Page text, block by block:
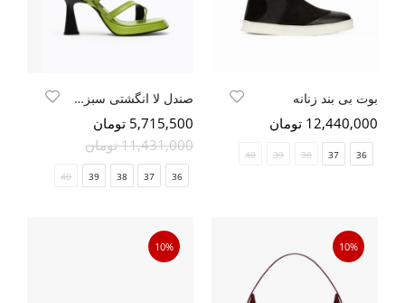
بوت بی بند زنانه
12,440,000 تومان
36
37
38
39
40
صندل لا انگشتی سبز لیمویی
5,715,500 تومان
11,431,000 تومان
36
37
38
39
40
10%
10%